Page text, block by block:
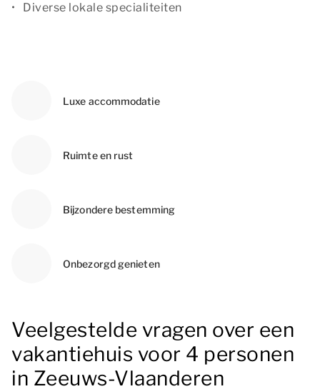
Diverse lokale specialiteiten
Luxe accommodatie
Ruimte en rust
Bijzondere bestemming
Onbezorgd genieten
Veelgestelde vragen over een
vakantiehuis voor 4 personen
in Zeeuws-Vlaanderen